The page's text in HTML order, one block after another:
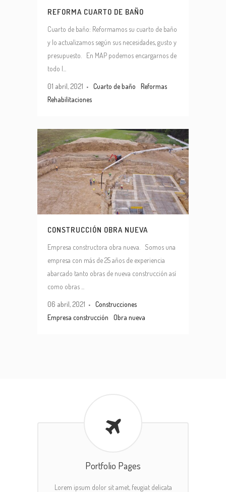
REFORMA CUARTO DE BAÑO
Cuarto de baño: Reformamos su cuarto de baño
y lo actualizamos según sus necesidades, gusto y
presupuesto. En MAP podemos encargarnos de
todo l...
01 abril, 2021 Cuarto de baño
Reformas
Rehabilitaciones
CONSTRUCCIÓN OBRA NUEVA
Empresa constructora obra nueva. Somos una
empresa con más de 25 años de experiencia
abarcado tanto obras de nueva construcción así
como obras ...
06 abril, 2021
Construcciones
Empresa construcción
Obra nueva
Portfolio Pages
Lorem ipsum dolor sit amet, feugiat delicata